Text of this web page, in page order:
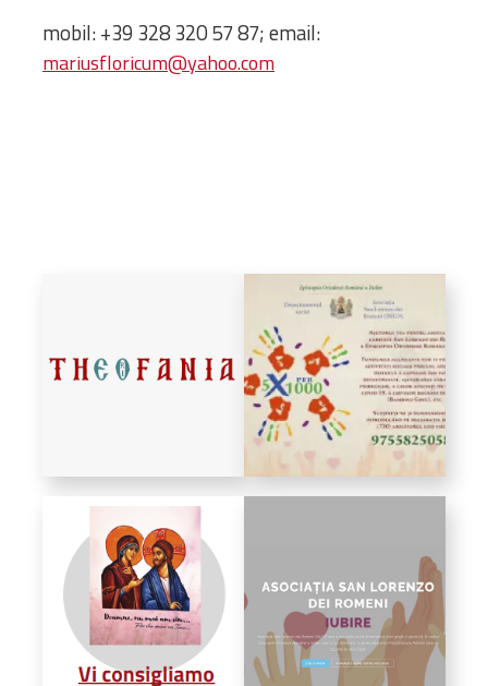
Cimitire
Parohii
Bibliotecă
Resurse multimedia
Opinii ortodoxe
Din viața „familiei”
diecezei
Cuvântul Episcopului
Lectura Lunii
Prezentarea
Parohiilor
CONTACT
mobil: +39 328 320 57 87; email:
mariusfloricum@yahoo.com